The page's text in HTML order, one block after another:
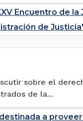
Encuentro de la
de
sobre el
de la...
a